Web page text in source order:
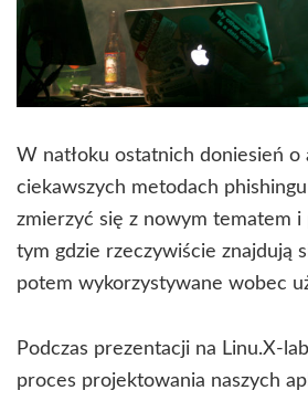
W natłoku ostatnich doniesień o
ciekawszych metodach
zmierzyć się z nowym tematem
tym gdzie rzeczywiście znajdują
potem wykorzystywane wobec
Podczas prezentacji na Linu.X-
proces projektowania naszych